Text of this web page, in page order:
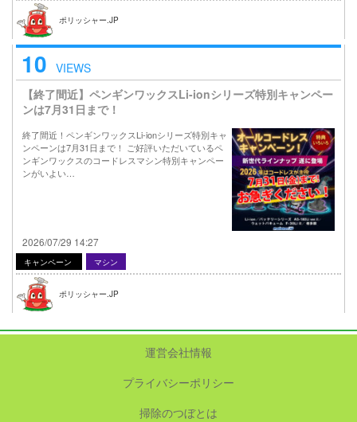
ポリッシャー.JP
10 VIEWS
【終了間近】ペンギンワックスLi-ionシリーズ特別キャンペー
ンは7月31日まで！
終了間近！ペンギンワックスLi-ionシリーズ特別キャ
ンペーンは7月31日まで！ ご好評いただいているペ
ンギンワックスのコードレスマシン特別キャンペー
ンがいよい…
2026/07/29 14:27
キャンペーン マシン
ポリッシャー.JP
運営会社情報
プライバシーポリシー
掃除のつぼとは